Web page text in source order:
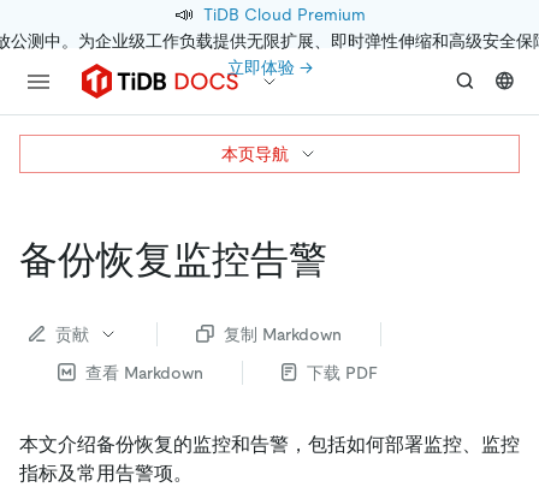
📣 TiDB Cloud Premium
公测中。为企业级工作负载提供无限扩展、即时弹性伸缩和高级安全保
立即体验 →
备份恢复监控告警
贡献
复制 Markdown
查看 Markdown
下载 PDF
本文介绍备份恢复的监控和告警，包括如何部署监控、监控
指标及常用告警项。
本页导航